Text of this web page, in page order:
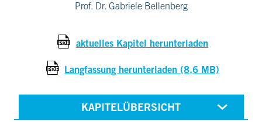
Prof. Dr. Gabriele Bellenberg
aktuelles Kapitel herunterladen
Langfassung herunterladen (8,6 MB)
KAPITELÜBERSICHT